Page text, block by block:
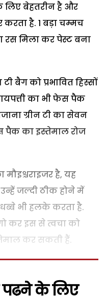
बेहतरीन है और
करता है. 1 बड़ा चम्मच
मिला कर पेस्ट बना
बैग को प्रभावित हिस्सों
का भी फेस पैक
ग्रीन टी का सेवन
पैक का इस्तेमाल रोज
है, यह
जल्दी ठीक होने में
भी हलके करता है.
कर इस से त्वचा को
कर सकती हैं.
के लिए